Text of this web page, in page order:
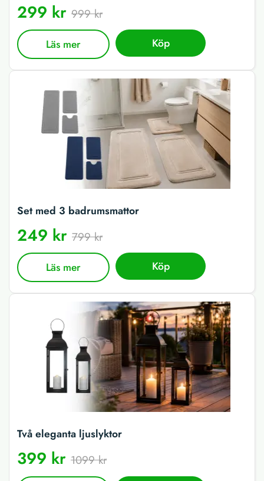
299 kr 999 kr
Läs mer Köp
Set med 3 badrumsmattor
249 kr 799 kr
Läs mer Köp
Två eleganta ljuslyktor
399 kr 1099 kr